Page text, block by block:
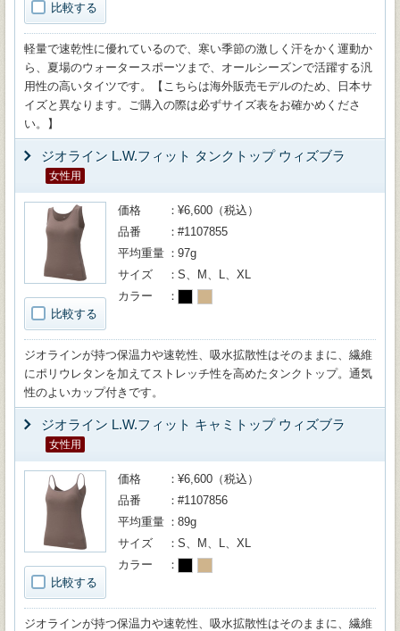
比較する
軽量で速乾性に優れているので、寒い季節の激しく汗をかく運動か
ら、夏場のウォータースポーツまで、オールシーズンで活躍する汎
用性の高いタイツです。【こちらは海外販売モデルのため、日本サ
イズと異なります。ご購入の際は必ずサイズ表をお確かめくださ
い。】
ジオライン L.W.フィット タンクトップ ウィズブラ
女性用
比較する
価格
¥6,600（税込）
品番
#1107855
平均重量
97g
サイズ
S、M、L、XL
カラー
ジオラインが持つ保温力や速乾性、吸水拡散性はそのままに、繊維
にポリウレタンを加えてストレッチ性を高めたタンクトップ。通気
性のよいカップ付きです。
ジオライン L.W.フィット キャミトップ ウィズブラ
女性用
比較する
価格
¥6,600（税込）
品番
#1107856
平均重量
89g
サイズ
S、M、L、XL
カラー
ジオラインが持つ保温力や速乾性、吸水拡散性はそのままに、繊維